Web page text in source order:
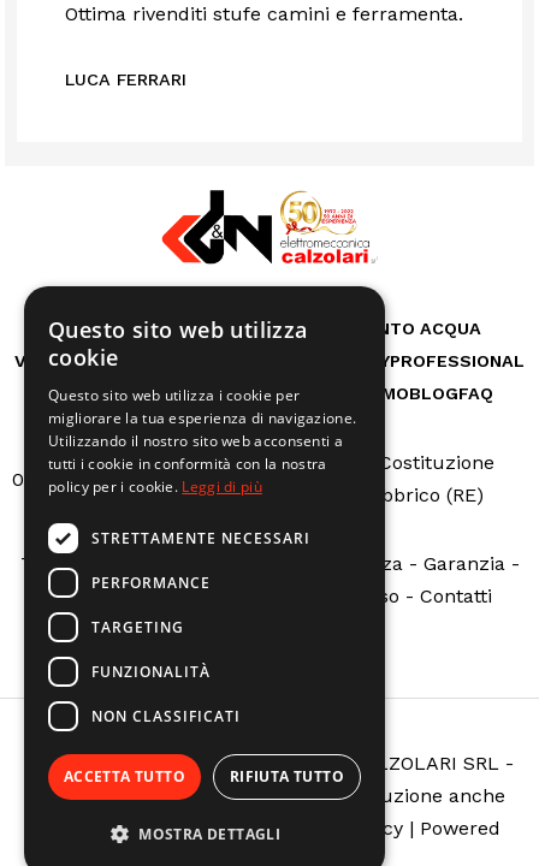
Ottima rivenditi stufe camini e ferramenta.
LUCA FERRARI
RICAMBI CASA AUTO E BICITRATTAMENTO ACQUA
VITA ALL'APERTO
HOBBYPROFESSIONAL
MACCHINE A NOLEGGIOSERVIZI CHI SIAMOBLOGFAQ
0522665507 info@calzolarire.it
Via Della Costituzione
N.162 - Fabbrico (RE)
Termini e condizioni Servizio assistenza- Garanzia-
Sovvenzioni pubbliche
Richiedi reso - Contatti
Copyright © ELETTROMECCANICA CALZOLARI SRL -
All rights reserved. È vietata la riproduzione anche
parziale - Privacy policy- Cookie policy| Powered
Questo sito web utilizza
cookie
Questo sito web utilizza i cookie per
migliorare la tua esperienza di navigazione.
Utilizzando il nostro sito web acconsenti a
tutti i cookie in conformità con la nostra
policy per i cookie. Leggi di più
STRETTAMENTE NECESSARI
PERFORMANCE
TARGETING
FUNZIONALITÀ
NON CLASSIFICATI
ACCETTA TUTTO RIFIUTA TUTTO
MOSTRA DETTAGLI